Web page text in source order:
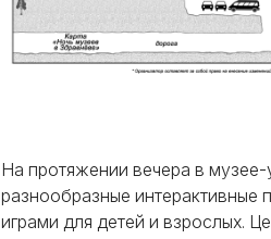
На протяжении вечера в
разнообразные
играми для детей и взрослых.